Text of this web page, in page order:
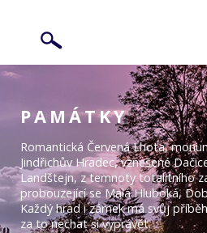
PAMÁTKY
Romantická Červená Lhota,
Jindřichův Hradec, vznešené
Landštejn, z temnoty totalitního
probouzející se Malá Hluboká,
Každý hrad i zámek má svůj
za to nechat si vyprávět.